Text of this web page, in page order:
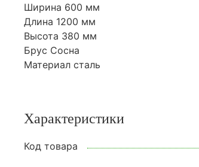
Ширина 600 мм
Длина 1200 мм
Высота 380 мм
Брус Сосна
Материал сталь
Характеристики
Код товара